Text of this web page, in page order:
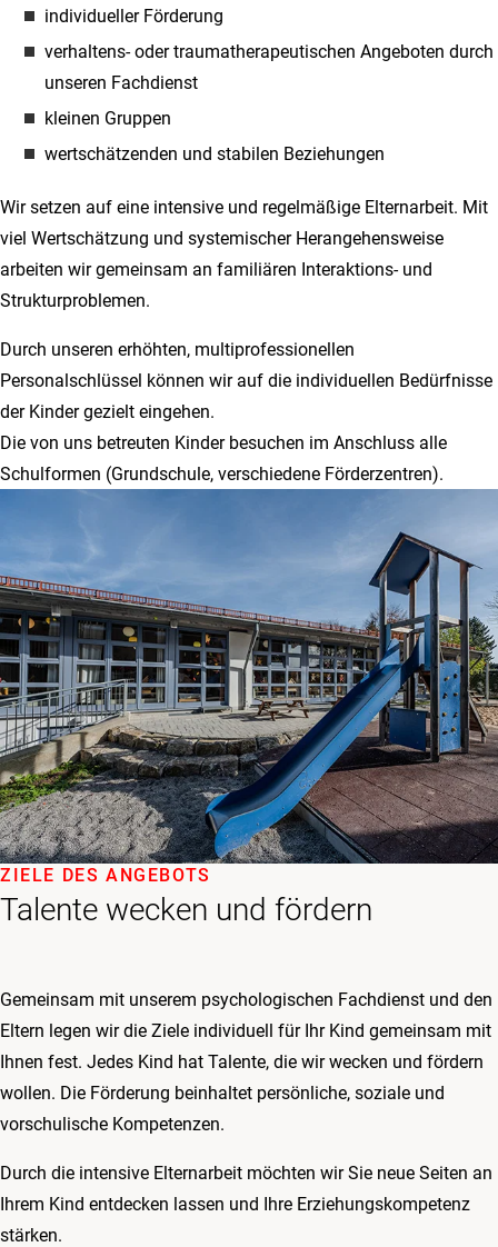
individueller Förderung
verhaltens- oder traumatherapeutischen Angeboten durch
unseren Fachdienst
kleinen Gruppen
wertschätzenden und stabilen Beziehungen
Wir setzen auf eine intensive und regelmäßige Elternarbeit. Mit
viel Wertschätzung und systemischer Herangehensweise
arbeiten wir gemeinsam an familiären Interaktions- und
Strukturproblemen.
Durch unseren erhöhten, multiprofessionellen
Personalschlüssel können wir auf die individuellen Bedürfnisse
der Kinder gezielt eingehen.
Die von uns betreuten Kinder besuchen im Anschluss alle
Schulformen (Grundschule, verschiedene Förderzentren).
Talente wecken und fördern
ZIELE DES ANGEBOTS
Gemeinsam mit unserem psychologischen Fachdienst und den
Eltern legen wir die Ziele individuell für Ihr Kind gemeinsam mit
Ihnen fest. Jedes Kind hat Talente, die wir wecken und fördern
wollen. Die Förderung beinhaltet persönliche, soziale und
vorschulische Kompetenzen.
Durch die intensive Elternarbeit möchten wir Sie neue Seiten an
Ihrem Kind entdecken lassen und Ihre Erziehungskompetenz
stärken.